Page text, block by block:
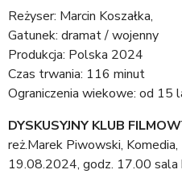
Reżyser: Marcin Koszałka,
Gatunek: dramat / wojenny
Produkcja: Polska 2024
Czas trwania: 116 minut
Ograniczenia wiekowe: od 15
DYSKUSYJNY KLUB
reż.Marek Piwowski,
19.08.2024, godz. 17.00 sala